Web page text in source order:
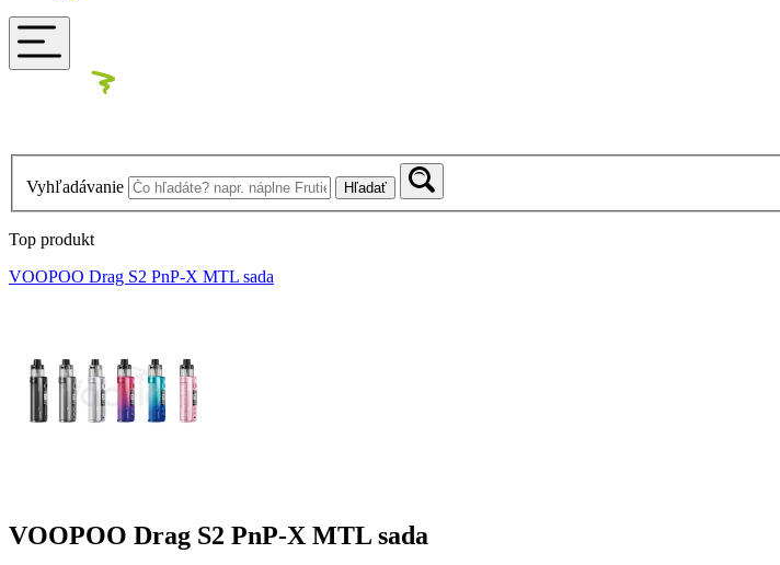
Vyhľadávanie Hľadať
Top produkt
VOOPOO Drag S2 PnP-X MTL sada
VOOPOO Drag S2 PnP-X MTL sada